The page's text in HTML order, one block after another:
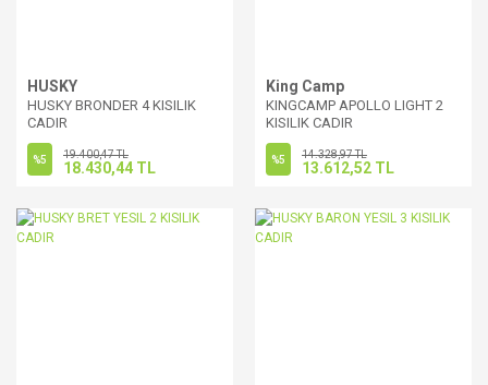
HUSKY
HUSKY BRONDER 4 KISILIK
CADIR
%5 19.400,47 TL
18.430,44 TL
King Camp
KINGCAMP APOLLO LIGHT 2
KISILIK CADIR
%5 14.328,97 TL
13.612,52 TL